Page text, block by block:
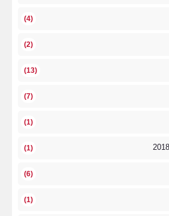
(4)
(2)
(13)
(7)
(1)
(1)
(6)
(1)